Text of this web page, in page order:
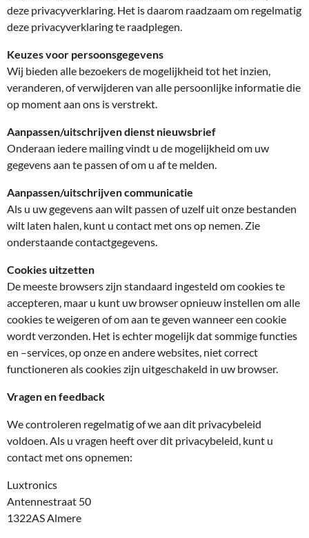
deze privacyverklaring. Het is daarom raadzaam om regelmatig
deze privacyverklaring te raadplegen.
Keuzes voor persoonsgegevens
Wij bieden alle bezoekers de mogelijkheid tot het inzien,
veranderen, of verwijderen van alle persoonlijke informatie die
op moment aan ons is verstrekt.
Aanpassen/uitschrijven dienst nieuwsbrief
Onderaan iedere mailing vindt u de mogelijkheid om uw
gegevens aan te passen of om u af te melden.
Aanpassen/uitschrijven communicatie
Als u uw gegevens aan wilt passen of uzelf uit onze bestanden
wilt laten halen, kunt u contact met ons op nemen. Zie
onderstaande contactgegevens.
Cookies uitzetten
De meeste browsers zijn standaard ingesteld om cookies te
accepteren, maar u kunt uw browser opnieuw instellen om alle
cookies te weigeren of om aan te geven wanneer een cookie
wordt verzonden. Het is echter mogelijk dat sommige functies
en –services, op onze en andere websites, niet correct
functioneren als cookies zijn uitgeschakeld in uw browser.
Vragen en feedback
We controleren regelmatig of we aan dit privacybeleid
voldoen. Als u vragen heeft over dit privacybeleid, kunt u
contact met ons opnemen:
Luxtronics
Antennestraat 50
1322AS Almere